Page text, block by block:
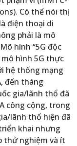
Có thể nói thị
điện thoại di
phải là mô
hình “5G độc
mô hình 5G thực
hệ thống mạng
đến tháng
gia/lãnh thổ đã
công cộng, trong
lãnh thổ hiện đã
khai nhưng
thử nghiệm và ít